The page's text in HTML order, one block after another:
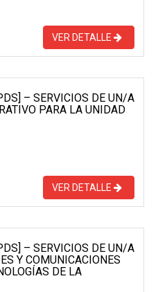
VER DETALLE
– SERVICIOS DE UN/A
PARA LA UNIDAD
VER DETALLE
– SERVICIOS DE UN/A
Y COMUNICACIONES
DE LA